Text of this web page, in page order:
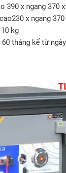
390 x ngang 370
x ngang
kg
60 tháng kể từ